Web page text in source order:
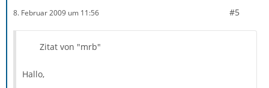
8. Februar 2009 um 11:56 #5
Zitat von "mrb"
Hallo,